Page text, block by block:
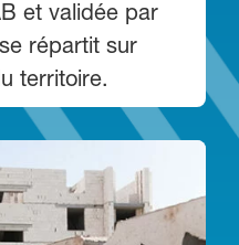
et validée par
répartit sur
territoire.